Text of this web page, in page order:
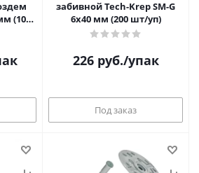
(1000
забивной Tech-Krep SM-G
6х40 мм (200 шт/уп)
226руб./упак
Под заказ